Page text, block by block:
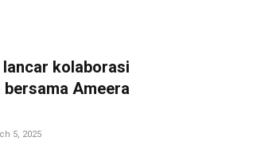
kolaborasi
Ameera
5, 2025